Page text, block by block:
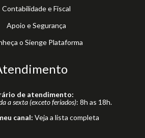
Contabilidade e Fiscal
Apoio e Segurança
o Sienge Plataforma
de atendimento:
a sexta (exceto feriados): 8h as 18h.
canal: Veja a lista completa